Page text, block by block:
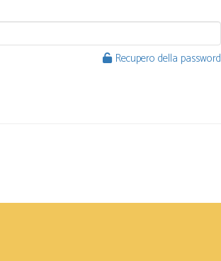
Recupero della password